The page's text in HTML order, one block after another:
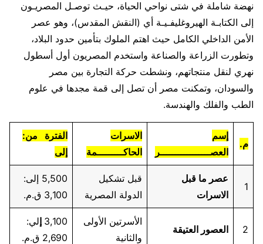
نهضة شاملة في شتى نواحي الحياة، حيـث توصـل المصريـون
إلى الكتابـة الهيروغليفـيـة أي (النقش المقدس)، وهو عصر
الأمن الداخلي الكامل حيث اهتم الملوك بتأمين حدود البلاد،
وتطورت الزراعة والصناعة واستخدم المصريون أول أسطول
نهري لنقل منتجاتهم، ونشطت حركة التجارة بين مصر
والسودان، وتمكنت مصر أن تصل إلى قمة مجدها في علوم
الطب والفلك والهندسة.
م.
إسم
العصـــــــــــــــــر
الاسرات
الحاكـــــــــمة
الفترة من:
إلى
1
عصر ما قبل
الاسرات
قبل تشكيل
الدولة المصرية
5,500 إلى:
3,100 ق.م.
2 العصور العتيقة
الأسرتين الأولى
والثانية
3,100 إلي:
2,690 ق.م.